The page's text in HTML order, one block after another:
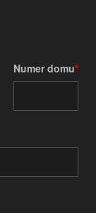
Numer domu